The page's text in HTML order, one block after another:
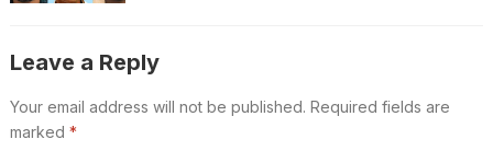
Leave a Reply
Your email address will not be published. Required fields are
marked *